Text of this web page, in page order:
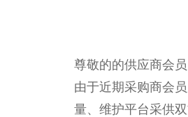
尊敬的的供应商会
由于近期采购商会
量、维护平台采供